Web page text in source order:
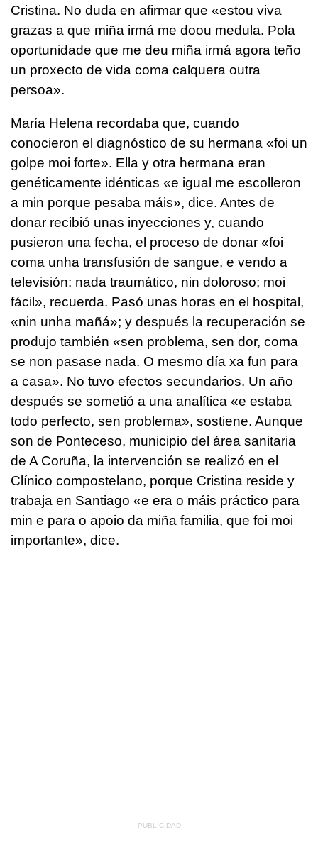
Cristina. No duda en afirmar que «estou viva
grazas a que miña irmá me doou medula. Pola
oportunidade que me deu miña irmá agora teño
un proxecto de vida coma calquera outra
persoa».
María Helena recordaba que, cuando
conocieron el diagnóstico de su hermana «foi un
golpe moi forte». Ella y otra hermana eran
genéticamente idénticas «e igual me escolleron
a min porque pesaba máis», dice. Antes de
donar recibió unas inyecciones y, cuando
pusieron una fecha, el proceso de donar «foi
coma unha transfusión de sangue, e vendo a
televisión: nada traumático, nin doloroso; moi
fácil», recuerda. Pasó unas horas en el hospital,
«nin unha mañá»; y después la recuperación se
produjo también «sen problema, sen dor, coma
se non pasase nada. O mesmo día xa fun para
a casa». No tuvo efectos secundarios. Un año
después se sometió a una analítica «e estaba
todo perfecto, sen problema», sostiene. Aunque
son de Ponteceso, municipio del área sanitaria
de A Coruña, la intervención se realizó en el
Clínico compostelano, porque Cristina reside y
trabaja en Santiago «e era o máis práctico para
min e para o apoio da miña familia, que foi moi
importante», dice.